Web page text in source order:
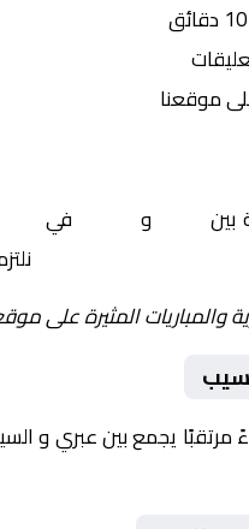
موقعنا
بين والسيب في
والمباريات المثيرة على